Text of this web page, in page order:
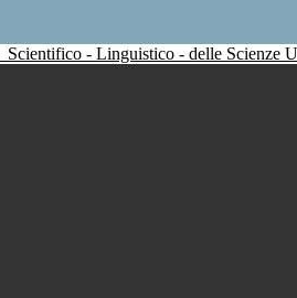
Scientifico - Linguistico - delle Scienze